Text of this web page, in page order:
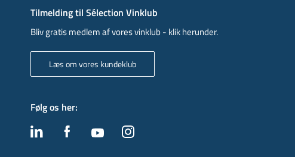
Tilmelding til Sélection Vinklub
Bliv gratis medlem af vores vinklub - klik herunder.
Læs om vores kundeklub
Følg os her: